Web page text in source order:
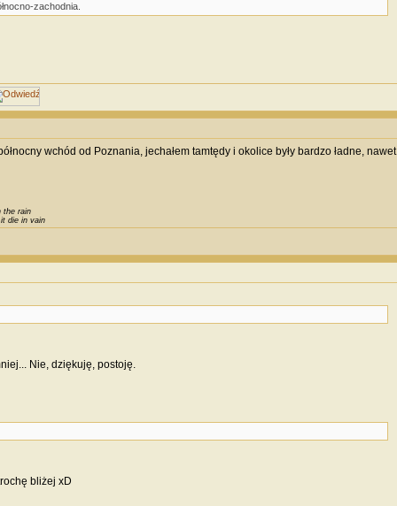
zachodnia.
wchód od Poznania, jechałem tamtędy i okolice były bardzo ładne, nawet
the rain
die in vain
Nie, dziękuję, postoję.
bliżej xD